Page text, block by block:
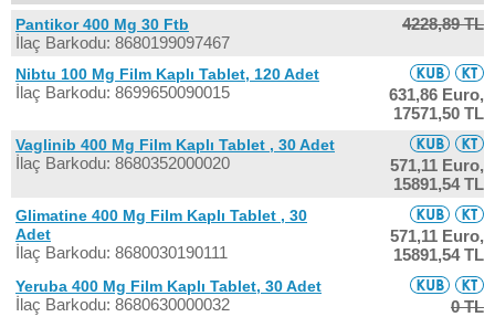
Pantikor 400 Mg 30 Ftb
İlaç Barkodu: 8680199097467
4228,89 TL
Nibtu 100 Mg Film Kaplı Tablet, 120 Adet
İlaç Barkodu: 8699650090015
631,86 Euro,
17571,50 TL
Vaglinib 400 Mg Film Kaplı Tablet , 30 Adet
İlaç Barkodu: 8680352000020
571,11 Euro,
15891,54 TL
Glimatine 400 Mg Film Kaplı Tablet , 30
Adet
İlaç Barkodu: 8680030190111
571,11 Euro,
15891,54 TL
Yeruba 400 Mg Film Kaplı Tablet, 30 Adet
İlaç Barkodu: 8680630000032 0 TL